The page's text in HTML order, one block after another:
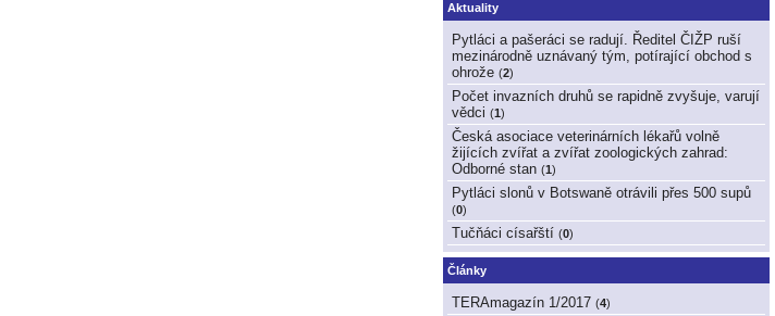
Aktuality
Pytláci a pašeráci se radují. Ředitel ČIŽP ruší
mezinárodně uznávaný tým, potírající obchod s
ohrože (2)
Počet invazních druhů se rapidně zvyšuje, varují
vědci (1)
Česká asociace veterinárních lékařů volně
žijících zvířat a zvířat zoologických zahrad:
Odborné stan (1)
Pytláci slonů v Botswaně otrávili přes 500 supů
(0)
Tučňáci císařští (0)
Články
TERAmagazín 1/2017 (4)